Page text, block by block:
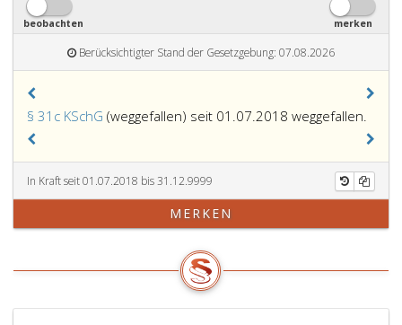
beobachten merken
Berücksichtigter Stand der Gesetzgebung: 07.08.2026
§ 31c KSchG (weggefallen) seit 01.07.2018 weggefallen.
In Kraft seit 01.07.2018 bis 31.12.9999
MERKEN